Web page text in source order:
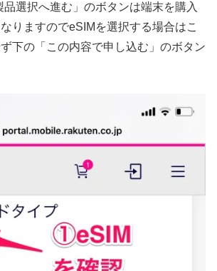
品選択へ進む」のボタンは端末を購入
りますのでeSIMを選択する場合はこ
下の「この内容で申し込む」のボタン